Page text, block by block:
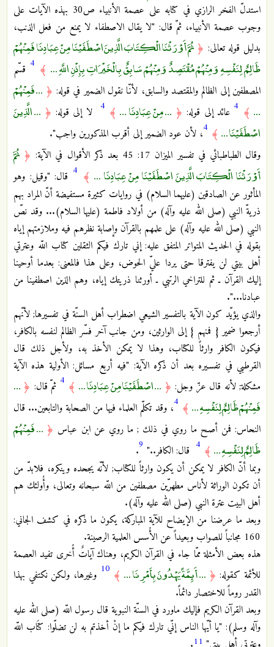
استدلّ الفخر الرازي في كتابه على عصمة الأنبياء ص30 بهذه الآيات على
وجوب عصمة الأنبياء، ثمّ قال: "لا يقال الاصطفاء لا يمنع من فعل الذنب،
بدليل قوله تعالى: ﴿ ثُمَّ أَوْرَثْنَا الْكِتَابَ الَّذِينَ اصْطَفَيْنَا مِنْ عِبَادِنَا فَمِنْهُمْ
ظَالِمٌ لِنَفْسِهِ وَمِنْهُمْ مُقْتَصِدٌ وَمِنْهُمْ سَابِقٌ بِالْخَيْرَاتِ بِإِذْنِ اللَّهِ ... ﴾ 4 قسّم
المصطفين إلى الظالم والمقتصد والسابق، لأنّا نقول الضمير في قوله: ﴿ ... فَمِنْهُمْ
... ﴾ 4عائد إلى قوله: ﴿ ... مِنْ عِبَادِنَا ... ﴾ 4 لا إلى قوله: ﴿ ... الَّذِينَ
اصْطَفَيْنَا ... ﴾ 4، لأن عود الضمير إلى أقرب المذكورين واجب".
وقال الطباطبائي في تفسير الميزان 17: 45 بعد ذكر الأقوال في الآية:
﴿ ثُمَّ
أَوْرَثْنَا الْكِتَابَ الَّذِينَ اصْطَفَيْنَا مِنْ عِبَادِنَا ... ﴾ 4 قال: "وقيل: وهو
المأثور عن الصادقين (عليهما السلام) في روايات كثيرة مستفيضة أنّ المراد بهم
ذريةّ النبي (صلى الله عليه وآله) من أولاد فاطمة (عليها السلام)... وقد نصّ
النبي (صلى الله عليه وآله) على علمهم بالقرآن وإصابة نظرهم فيه وملازمتهم إياه
بقوله في الحديث المتواتر المتفق عليه: إني تارك فيكم الثقلين كتاب اللّه وعترتي
أهل بيتي لن يفترقا حتى يردا عليّ الحوض، وعلى هذا فالمعنى: بعدما أوحينا
إليك القرآن ـ ثم للتراخي الرتبي ـ أورثنا ذريتك إياه، وهم الذين اصطفينا من
عبادنا...".
والذي يؤيّد كون الآية بالتفسير الشيعي اضطراب أهل السنّة في تفسيرها; لأنّهم
أرجعوا ضمير { فمنهم } إلى الوارثين، ومن جانب آخر فسّر الظالم لنفسه بالكافر،
فيكون الكافر وارثاً للكتاب، وهذا لا يمكن الأخذ به، ولأجل ذلك قال
القرطبي في تفسـيره بعد أن ذكره الآية: "فيه أربع مسائل: الأولية هذه الآية
مشكلة; لأنه قال عزّ وجل: ﴿ ... اصْطَفَيْنَا مِنْ عِبَادِنَا ... ﴾ 4 ثمّ قال: ﴿ ...
فَمِنْهُمْ ظَالِمٌ لِنَفْسِهِ ... ﴾ 4، وقد تكلّم العلماء فيها من الصحابة والتابعين... قال
النحاس: فمن أصـح ما روي في ذلك ; ما روي عن ابن عباس ﴿ ... فَمِنْهُمْ
ظَالِمٌ لِنَفْسِهِ ... ﴾ 4 قال: الكافر.." 9
.
وبما أنّ الكافر لا يمكن أن يكون وارثاً للكتاب; لأنّه يجحده وينكره، فلابدّ من
أن تكون الوراثة لأناس مطهرّين مصطفين من اللّه سبحانه وتعالى، وأُولئك هم
أهل البيت عترة النبي (صلى الله عليه وآله).
وبعد ما عرضنا من الإيضاح للآية المباركة، يكون ما ذكره في كشف الجاني:
160 مجانباً للصواب وبعيداً عن الأُسس العلمية الرصينة.
هذه بعض الأمثلة ممّا جاء في القرآن الكريم، وهناك آياتٌ أُخرى تفيد العصمة
للأئمة كقوله: ﴿ ... أَئِمَّةً يَهْدُونَ بِأَمْرِنَا ... ﴾ 10 وغيرها، ولكن نكتفي بهذا
القدر روماً للاختصار دائماً.
وبعد القرآن الكريم فإليك ماورد في السنّة النبوية قال رسول اللّه (صلى الله عليه
وآله وسلم): "يا أيّها الناس إنّي تارك فيكم ما إنْ أخذتم به لن تضلّوا: كتَاب اللّه
11